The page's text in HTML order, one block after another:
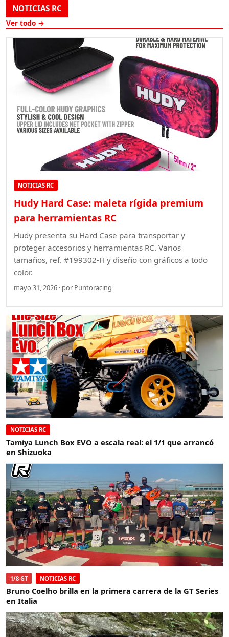
NOTICIAS RC
Ver todo →
NOTICIAS RC
Hudy Hard Case: maleta rígida premium
para herramientas RC
Hudy presenta su Hard Case para transportar y
proteger accesorios y herramientas RC. Varios
tamaños, ref. #199302-H y diseño con gráficos a todo
color.
mayo 31, 2026 · por Puntoracing
NOTICIAS RC
Tamiya Lunch Box EVO a escala real: el 1/1 que arrancó
en Shizuoka
1/8 GT NOTICIAS RC
Bruno Coelho brilla en la primera carrera de la GT Series
en Italia